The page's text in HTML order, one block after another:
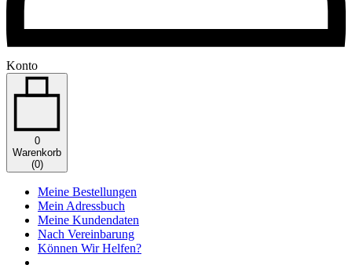
Konto
0
Warenkorb
(0)
Meine Bestellungen
Mein Adressbuch
Meine Kundendaten
Nach Vereinbarung
Können Wir Helfen?